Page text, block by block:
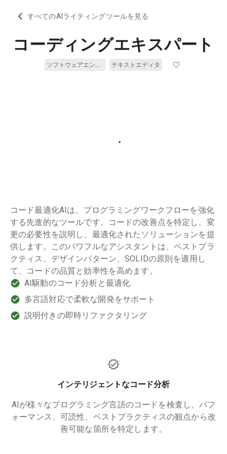
すべてのAIライティングツールを見る
コーディングエキスパート
ソフトウェアエンジニアリング テキストエディタ
コード最適化AIは、プログラミングワークフローを強化
する先進的なツールです。コードの改善点を特定し、変
更の必要性を説明し、最適化されたソリューションを提
供します。このパワフルなアシスタントは、ベストプラ
クティス、デザインパターン、SOLIDの原則を適用し
て、コードの品質と効率性を高めます。
AI駆動のコード分析と最適化
多言語対応で柔軟な開発をサポート
説明付きの即時リファクタリング
インテリジェントなコード分析
AIが様々なプログラミング言語のコードを検査し、パフ
ォーマンス、可読性、ベストプラクティスの観点から改
善可能な箇所を特定します。